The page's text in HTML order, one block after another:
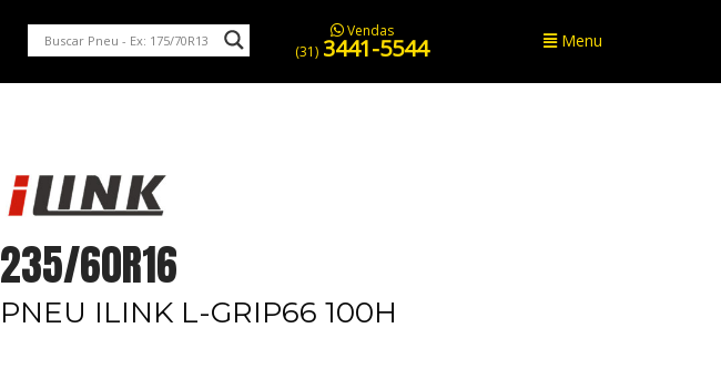
Vendas
(31) 3441-5544 Menu
235/60R16
PNEU ILINK L-GRIP66 100H